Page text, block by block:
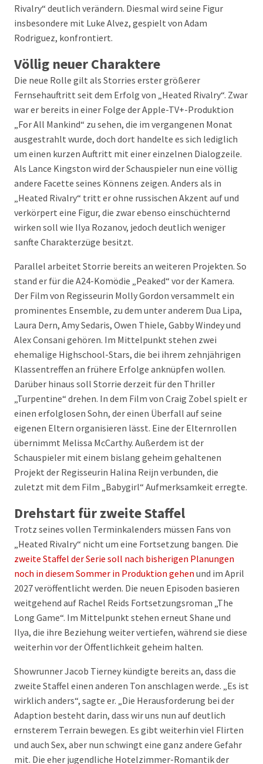
Rivalry“ deutlich verändern. Diesmal wird seine Figur
insbesondere mit Luke Alvez, gespielt von Adam
Rodriguez, konfrontiert.
Völlig neuer Charaktere
Die neue Rolle gilt als Storries erster größerer
Fernsehauftritt seit dem Erfolg von „Heated Rivalry“. Zwar
war er bereits in einer Folge der Apple-TV+-Produktion
„For All Mankind“ zu sehen, die im vergangenen Monat
ausgestrahlt wurde, doch dort handelte es sich lediglich
um einen kurzen Auftritt mit einer einzelnen Dialogzeile.
Als Lance Kingston wird der Schauspieler nun eine völlig
andere Facette seines Könnens zeigen. Anders als in
„Heated Rivalry“ tritt er ohne russischen Akzent auf und
verkörpert eine Figur, die zwar ebenso einschüchternd
wirken soll wie Ilya Rozanov, jedoch deutlich weniger
sanfte Charakterzüge besitzt.
Parallel arbeitet Storrie bereits an weiteren Projekten. So
stand er für die A24-Komödie „Peaked“ vor der Kamera.
Der Film von Regisseurin Molly Gordon versammelt ein
prominentes Ensemble, zu dem unter anderem Dua Lipa,
Laura Dern, Amy Sedaris, Owen Thiele, Gabby Windey und
Alex Consani gehören. Im Mittelpunkt stehen zwei
ehemalige Highschool-Stars, die bei ihrem zehnjährigen
Klassentreffen an frühere Erfolge anknüpfen wollen.
Darüber hinaus soll Storrie derzeit für den Thriller
„Turpentine“ drehen. In dem Film von Craig Zobel spielt er
einen erfolglosen Sohn, der einen Überfall auf seine
eigenen Eltern organisieren lässt. Eine der Elternrollen
übernimmt Melissa McCarthy. Außerdem ist der
Schauspieler mit einem bislang geheim gehaltenen
Projekt der Regisseurin Halina Reijn verbunden, die
zuletzt mit dem Film „Babygirl“ Aufmerksamkeit erregte.
Drehstart für zweite Staffel
Trotz seines vollen Terminkalenders müssen Fans von
„Heated Rivalry“ nicht um eine Fortsetzung bangen. Die
zweite Staffel der Serie soll nach bisherigen Planungen
noch in diesem Sommer in Produktion gehen und im April
2027 veröffentlicht werden. Die neuen Episoden basieren
weitgehend auf Rachel Reids Fortsetzungsroman „The
Long Game“. Im Mittelpunkt stehen erneut Shane und
Ilya, die ihre Beziehung weiter vertiefen, während sie diese
weiterhin vor der Öffentlichkeit geheim halten.
Showrunner Jacob Tierney kündigte bereits an, dass die
zweite Staffel einen anderen Ton anschlagen werde. „Es ist
wirklich anders“, sagte er. „Die Herausforderung bei der
Adaption besteht darin, dass wir uns nun auf deutlich
ernsterem Terrain bewegen. Es gibt weiterhin viel Flirten
und auch Sex, aber nun schwingt eine ganz andere Gefahr
mit. Die eher jugendliche Hotelzimmer-Romantik der